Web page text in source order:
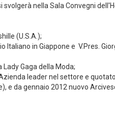
nella Sala Convegni
(U.S.A.);
Italiano in Giappone e V.Pres.
Gaga della Moda;
leader nel settore e
e da gennaio 2012 nuovo